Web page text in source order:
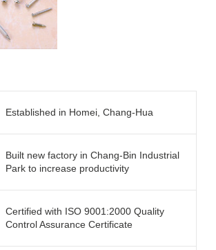
Established in Homei, Chang-Hua
Built new factory in Chang-Bin Industrial
Park to increase productivity
Certified with ISO 9001:2000 Quality
Control Assurance Certificate